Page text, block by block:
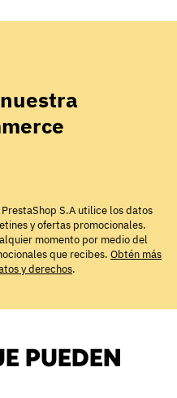
S.A utilice los datos
y ofertas promocionales.
momento por medio del
que recibes. Obtén más
y derechos.
PUEDEN